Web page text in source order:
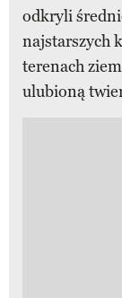
odkryli
najstarszych
terenach
ulubioną